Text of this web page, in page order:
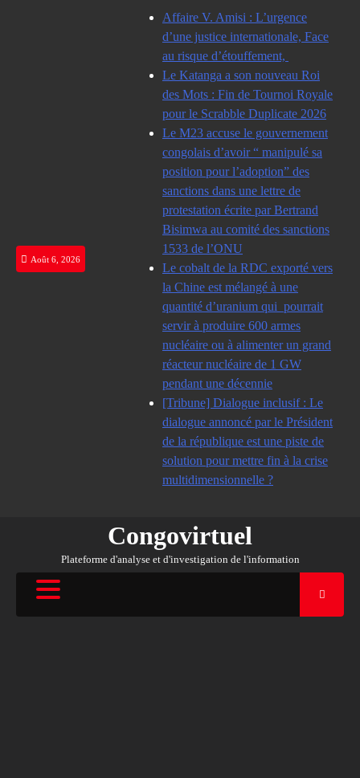
Août 6, 2026
Affaire V. Amisi : L’urgence
d’une justice internationale, Face
au risque d’étouffement,
Le Katanga a son nouveau Roi
des Mots : Fin de Tournoi Royale
pour le Scrabble Duplicate 2026
Le M23 accuse le gouvernement
congolais d’avoir “ manipulé sa
position pour l’adoption” des
sanctions dans une lettre de
protestation écrite par Bertrand
Bisimwa au comité des sanctions
1533 de l’ONU
Le cobalt de la RDC exporté vers
la Chine est mélangé à une
quantité d’uranium qui pourrait
servir à produire 600 armes
nucléaire ou à alimenter un grand
réacteur nucléaire de 1 GW
pendant une décennie
[Tribune] Dialogue inclusif : Le
dialogue annoncé par le Président
de la république est une piste de
solution pour mettre fin à la crise
multidimensionnelle ?
Congovirtuel
Plateforme d'analyse et d'investigation de l'information